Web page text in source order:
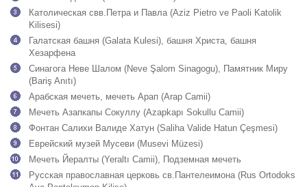
Католическая свв.Петра и Павла (Aziz Pietro ve Paoli Katolik
Kilisesi)
Галатская башня (Galata Kulesi), башня Христа, башня
Хезарфена
Синагога Неве Шалом (Neve Şalom Sinagogu), Памятник Миру
(Bariş Anıtı)
Арабская мечеть, мечеть Арап (Arap Camii)
Мечеть Азапкапы Сокуллу (Azapkapı Sokullu Camii)
Фонтан Салихи Валиде Хатун (Saliha Valide Hatun Çeşmesi)
Еврейский музей Мусеви (Musevi Müzesi)
Мечеть Йералты (Yeraltı Camii), Подземная мечеть
Русская православная церковь св.Пантелеимона (Rus Ortodoks